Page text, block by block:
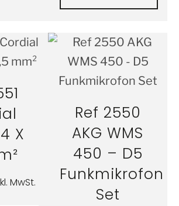
X
MwSt.
Ref 2550
AKG WMS
450 – D5
Funkmikrofon
Set